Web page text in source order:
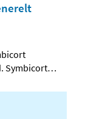
Symbicort…